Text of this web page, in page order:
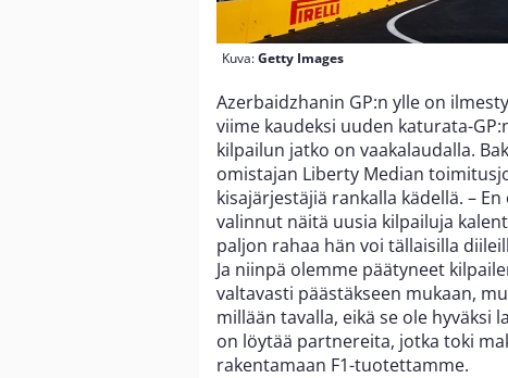
Kuva:Getty Images
Azerbaidzhanin GP:n ylle on
viime kaudeksi uuden katurata-
kilpailun jatko on vaakalaudalla.
omistajan Liberty Median
kisajärjestäjiä rankalla kädellä. –
valinnut näitä uusia kilpailuja
paljon rahaa hän voi tällaisilla
Ja niinpä olemme päätyneet
valtavasti päästäkseen mukaan,
millään tavalla, eikä se ole hyväksi
on löytää partnereita, jotka toki
rakentamaan F1-tuotettamme.